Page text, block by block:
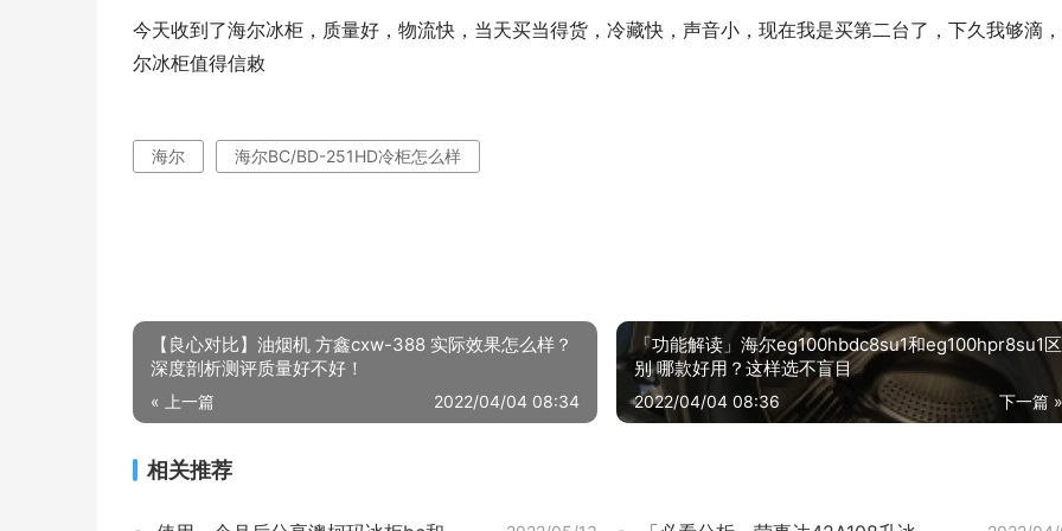
今天收到了海尔冰柜，质量好，物流快，当天买当得货，冷藏快，声音小，现在我是买第二台了，下久我够滴
尔冰柜值得信敕
海尔 海尔BC/BD-251HD冷柜怎么样
【良心对比】油烟机 方鑫cxw-388 实际效果怎么样？
深度剖析测评质量好不好！
« 上一篇 2022/04/04 08:34
「功能解读」海尔eg100hbdc8su1和eg100hpr8su1区
别 哪款好用？这样选不盲目
下一篇 »
2022/04/04 08:36
相关推荐